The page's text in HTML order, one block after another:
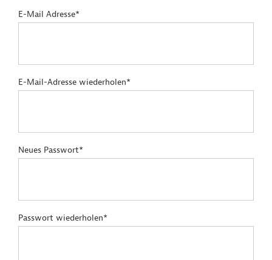
E-Mail Adresse*
E-Mail-Adresse wiederholen*
Neues Passwort*
Passwort wiederholen*